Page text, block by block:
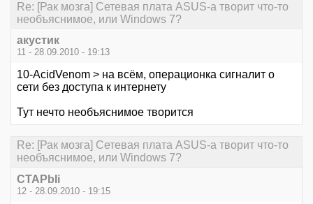
Re: [Рак мозга] Сетевая плата ASUS-а творит что-то
необъяснимое, или Windows 7?
акустик
11 - 28.09.2010 - 19:13
10-AcidVenom > на всём, операционка сигналит о
сети без доступа к интернету
Тут нечто необъяснимое творится
Re: [Рак мозга] Сетевая плата ASUS-а творит что-то
необъяснимое, или Windows 7?
CTAPbIi
12 - 28.09.2010 - 19:15